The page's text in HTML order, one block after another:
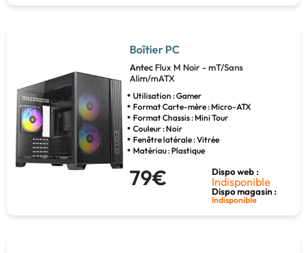
Boîtier PC
Antec Flux M Noir - mT/Sans
Alim/mATX
Utilisation : Gamer
Format Carte-mère : Micro-ATX
Format Chassis : Mini Tour
Couleur : Noir
Fenêtre latérale : Vitrée
Matériau : Plastique
79€ Dispo web :
Indisponible
Dispo magasin :
Indisponible